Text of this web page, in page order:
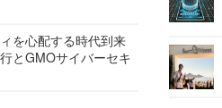
を心配する時代到来
とGMOサイバーセキ